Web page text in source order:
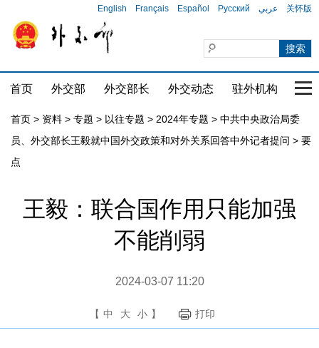
English Français Español Русский عربي 关怀版
首页 外交部 外交部长 外交动态 驻外机构 国
首页 > 资料 > 专题 > 以往专题 > 2024年专题 > 中共中央政治局委
员、外交部长王毅就中国外交政策和对外关系回答中外记者提问 > 要
点
王毅：联合国作用只能加强
不能削弱
2024-03-07 11:20
【 中 大 小 】 打印